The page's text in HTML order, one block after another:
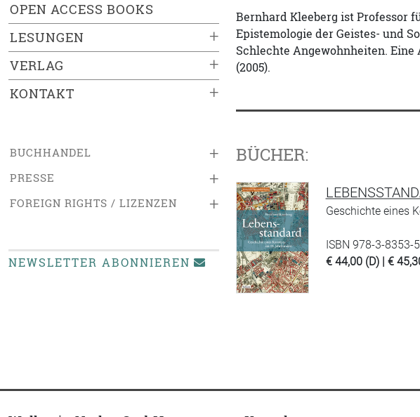
OPEN ACCESS BOOKS
+
LESUNGEN
+
VERLAG
+
KONTAKT
+
BUCHHANDEL
+
PRESSE
+
FOREIGN RIGHTS / LIZENZEN
NEWSLETTER ABONNIEREN
Bernhard Kleeberg ist Professor
Epistemologie der Geistes- und
Schlechte Angewohnheiten. Eine
(2005).
BÜCHER:
Geschichte eines
ISBN 978-3-8353-
€ 44,00 (D) | €